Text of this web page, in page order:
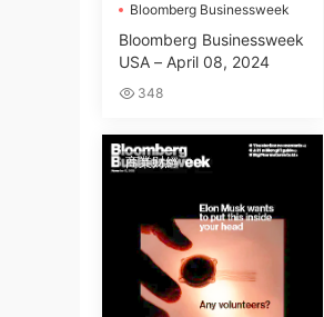
Bloomberg Businessweek
Bloomberg Businessweek
USA – April 08, 2024
348
商業财經